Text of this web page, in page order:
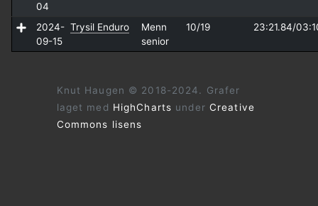
04
2024-
09-15
Trysil Enduro
Menn
senior
10/19 23:21.84/
Knut Haugen © 2018-2024. Grafer
laget med HighCharts under Creative
Commons lisens